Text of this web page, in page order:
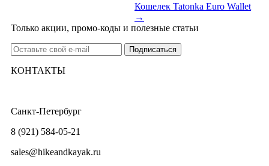
Кошелек Tatonka Euro Wallet
→
Только акции, промо-коды и полезные статьи
КОНТАКТЫ
Санкт-Петербург
8 (921) 584-05-21
sales@hikeandkayak.ru